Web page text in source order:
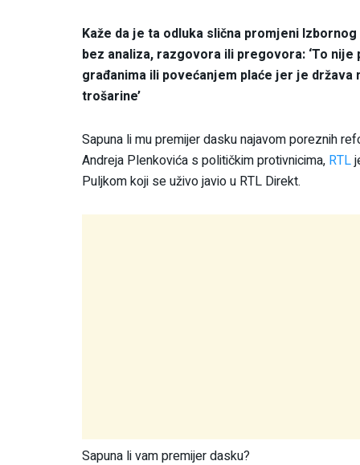
Kaže da je ta odluka slična promjeni
bez analiza, razgovora ili pregovora: ‘To
građanima ili povećanjem plaće jer je
trošarine’
Sapuna li mu premijer dasku najavom poreznih
Andreja Plenkovića s političkim protivnicima, RTL
Puljkom koji se uživo javio u RTL Direkt.
Sapuna li vam premijer dasku?